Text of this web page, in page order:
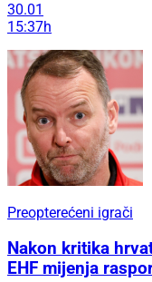
30.01
15:37h
Preopterećeni igrači
Nakon kritika
EHF mijenja